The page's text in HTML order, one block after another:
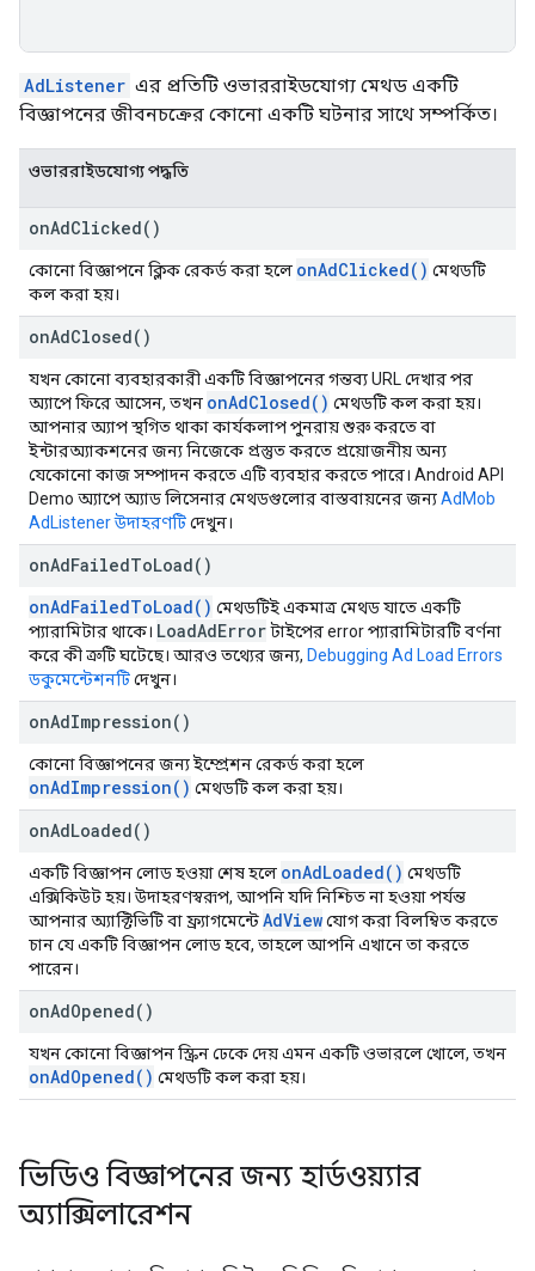
AdListener এর প্রতিটি ওভাররাইডযোগ্য মেথড একটি
বিজ্ঞাপনের জীবনচক্রের কোনো একটি ঘটনার সাথে সম্পর্কিত।
ওভাররাইডযোগ্য পদ্ধতি
onAdClicked( )
কোনো বিজ্ঞাপনে ক্লিক রেকর্ড করা হলে onAdClicked() মেথডটি
কল করা হয়।
onAdClosed( )
যখন কোনো ব্যবহারকারী একটি বিজ্ঞাপনের গন্তব্য URL দেখার পর
অ্যাপে ফিরে আসেন, তখন onAdClosed() মেথডটি কল করা হয়।
আপনার অ্যাপ স্থগিত থাকা কার্যকলাপ পুনরায় শুরু করতে বা
ইন্টারঅ্যাকশনের জন্য নিজেকে প্রস্তুত করতে প্রয়োজনীয় অন্য
যেকোনো কাজ সম্পাদন করতে এটি ব্যবহার করতে পারে। Android API
Demo অ্যাপে অ্যাড লিসেনার মেথডগুলোর বাস্তবায়নের জন্যAdMob
AdListener উদাহরণটিদেখুন।
onAdFailedToLoad( )
onAdFailedToLoad() মেথডটিই একমাত্র মেথড যাতে একটি
প্যারামিটার থাকে। LoadAdErrorটাইপের error প্যারামিটারটি বর্ণনা
করে কী ত্রুটি ঘটেছে। আরও তথ্যের জন্য, Debugging Ad Load Errors
ডকুমেন্টেশনটিদেখুন।
onAdImpression( )
কোনো বিজ্ঞাপনের জন্য ইম্প্রেশন রেকর্ড করা হলে
onAdImpression() মেথডটি কল করা হয়।
onAdLoaded( )
একটি বিজ্ঞাপন লোড হওয়া শেষ হলে onAdLoaded() মেথডটি
এক্সিকিউট হয়। উদাহরণস্বরূপ, আপনি যদি নিশ্চিত না হওয়া পর্যন্ত
আপনার অ্যাক্টিভিটি বা ফ্র্যাগমেন্টেAdViewযোগ করা বিলম্বিত করতে
চান যে একটি বিজ্ঞাপন লোড হবে, তাহলে আপনি এখানে তা করতে
পারেন।
onAdOpened( )
যখন কোনো বিজ্ঞাপন স্ক্রিন ঢেকে দেয় এমন একটি ওভারলে খোলে, তখন
onAdOpened() মেথডটি কল করা হয়।
ভিডিও বিজ্ঞাপনের জন্য হার্ডওয়্যার
অ্যাক্সিলারেশন